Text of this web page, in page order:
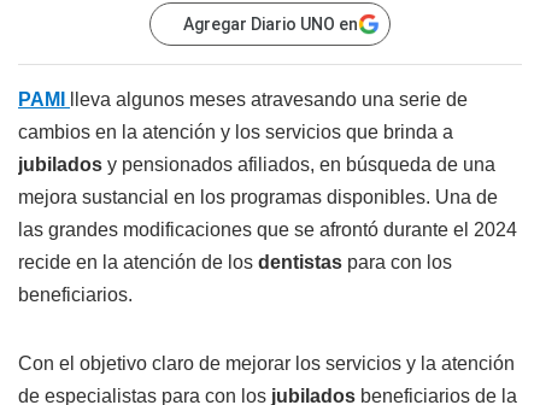
Agregar Diario UNO en
PAMI
lleva algunos meses atravesando una serie de
cambios en la atención y los servicios que brinda a
jubilados y pensionados afiliados, en búsqueda de una
mejora sustancial en los programas disponibles. Una de
las grandes modificaciones que se afrontó durante el 2024
recide en la atención de los dentistas para con los
beneficiarios.
Con el objetivo claro de mejorar los servicios y la atención
de especialistas para con los jubilados beneficiarios de la